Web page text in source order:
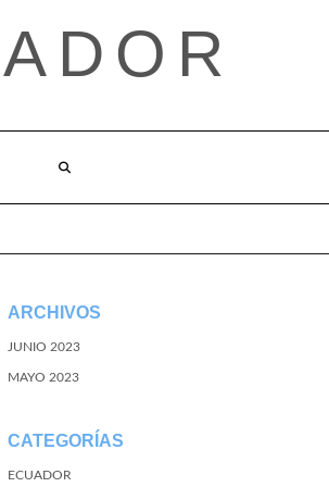
ARCHIVOS
JUNIO 2023
MAYO 2023
CATEGORÍAS
ECUADOR